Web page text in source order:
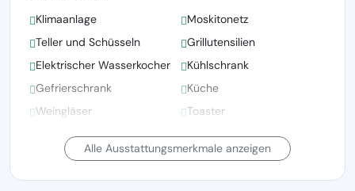
Klimaanlage
Moskitonetz
Teller und Schüsseln
Grillutensilien
Elektrischer Wasserkocher
Kühlschrank
Gefrierschrank
Küche
Weingläser
Toaster
Toilettenpapier
Alle Ausstattungsmerkmale anzeigen